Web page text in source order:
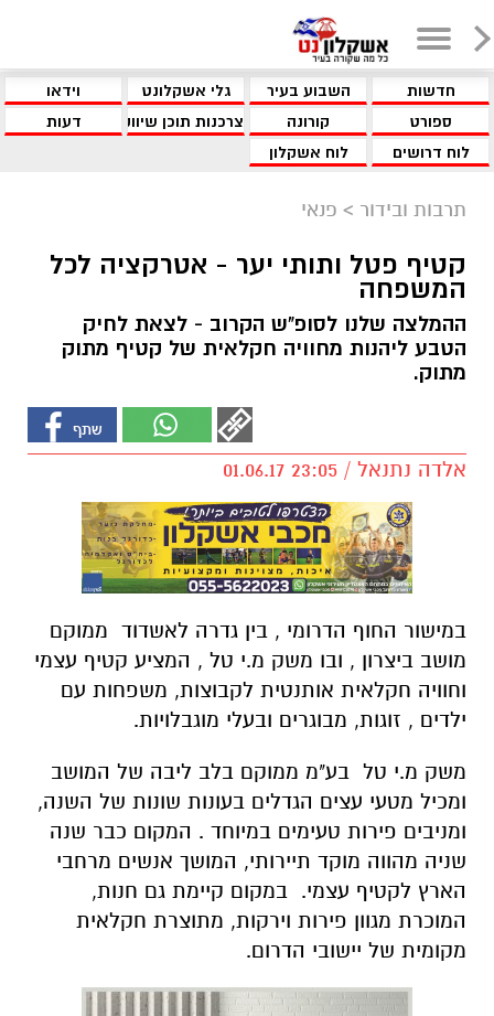
חדשות השבוע בעיר גלי אשקלונט
וידאו
ספורט
קורונה צרכנות תוכן שיווקי
דעות
לוח דרושים
לוח אשקלון
תרבות ובידור > פנאי
קטיף פטל ותותי יער - אטרקציה לכל
המשפחה
ההמלצה שלנו לסופ"ש הקרוב - לצאת לחיק
הטבע ליהנות מחוויה חקלאית של קטיף מתוק
מתוק.
אלדה נתנאל / 23:05 01.06.17
במישור החוף הדרומי , בין גדרה לאשדוד ממוקם
מושב ביצרון , ובו משק מ.י טל , המציע קטיף עצמי
וחוויה חקלאית אותנטית לקבוצות, משפחות עם
ילדים , זוגות, מבוגרים ובעלי מוגבלויות.
משק מ.י טל בע"מ ממוקם בלב ליבה של המושב
ומכיל מטעי עצים הגדלים בעונות שונות של השנה,
ומניבים פירות טעימים במיוחד . המקום כבר שנה
שניה מהווה מוקד תיירותי, המושך אנשים מרחבי
הארץ לקטיף עצמי. במקום קיימת גם חנות,
המוכרת מגוון פירות וירקות, מתוצרת חקלאית
מקומית של יישובי הדרום.